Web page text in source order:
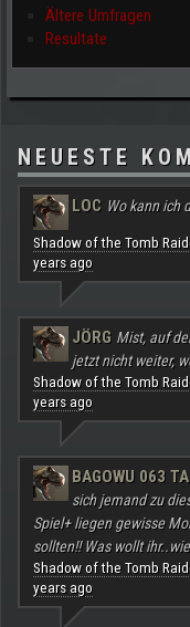
Ältere Umfragen
Resultate
NEUESTE
LOC Wo kann ich
Shadow of the Tomb
years ago
JÖRG Mist, auf
jetzt nicht weiter,
Shadow of the Tomb
years ago
BAGOWU 063
sich jemand zu
Spiel+ liegen gewisse
sollten!! Was wollt
Shadow of the Tomb
years ago